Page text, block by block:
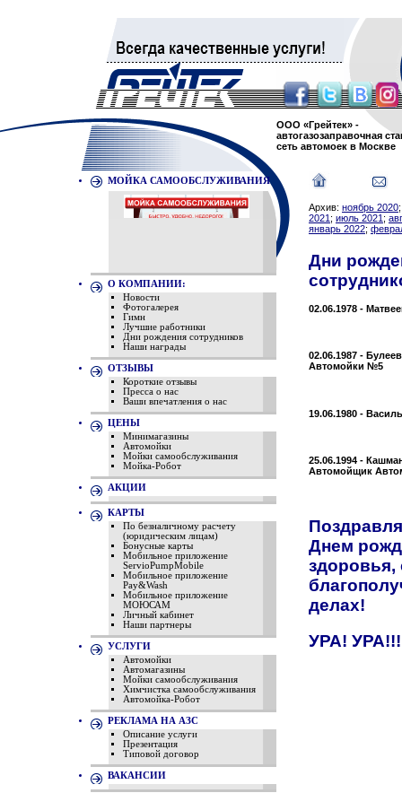
ООО «Грейтек» -
автогазозаправочная
сеть автомоек в Москве
МОЙКА САМООБСЛУЖИВАНИЯ
О КОМПАНИИ:
Новости
Фотогалерея
Гимн
Лучшие работники
Дни рождения сотрудников
Наши награды
ОТЗЫВЫ
Короткие отзывы
Пресса о нас
Ваши впечатления о нас
ЦЕНЫ
Минимагазины
Автомойки
Мойки самообслуживания
Мойка-Робот
АКЦИИ
КАРТЫ
По безналичному расчету
(юридическим лицам)
Бонусные карты
Мобильное приложение
ServioPumpMobile
Мобильное приложение
Pay&Wash
Мобильное приложение
МОЮСАМ
Личный кабинет
Наши партнеры
УСЛУГИ
Автомойки
Автомагазины
Мойки самообслуживания
Химчистка самообслуживания
Автомойка-Робот
РЕКЛАМА НА АЗС
Описание услуги
Презентация
Типовой договор
ВАКАНСИИ
Архив: ноябрь 2020
2021 ; июль 2021 ;
январь 2022;
Дни
02.06.1978 -
02.06.1987 -
Автомойки №5
19.06.1980 -
25.06.1994 -
Автомойщик
Днем
здоровья,
делах!
УРА!